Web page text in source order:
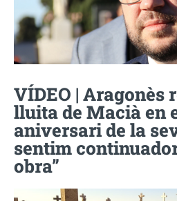
VÍDEO | Aragonès
lluita de Macià en
aniversari de la
sentim
obra”